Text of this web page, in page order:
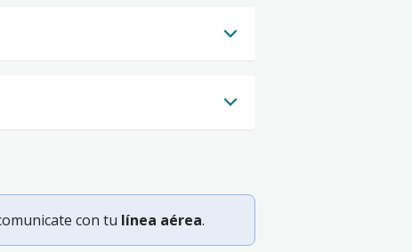
con tu línea aérea.